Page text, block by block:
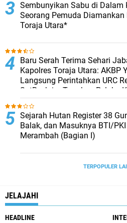
Sembunyikan Sabu di Dalam
Seorang Pemuda Diamankan
Toraja Utara*
Baru Serah Terima Sehari
Kapolres Toraja Utara: AKBP
Langsung Perintahkan URC
SatReskrim Tangkap Pelaku
Seksual Anak Di Bawah Umur
Sejarah Hutan Register 38
Balak, dan Masuknya BTI/
Merambah (Bagian I)
TERPOPULER
JELAJAHI
HEADLINE